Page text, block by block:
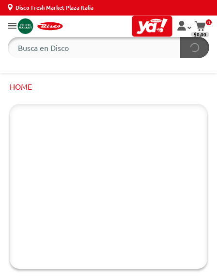
Disco Fresh Market Plaza Italia
0
$0,00
HOME